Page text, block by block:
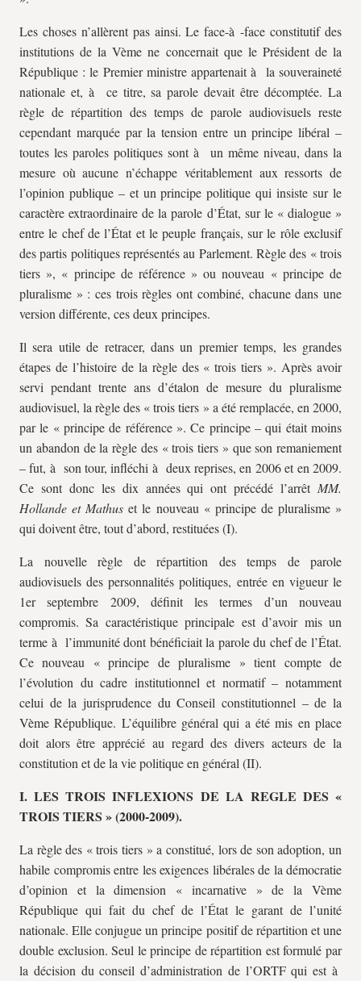
Les choses n’allèrent pas ainsi. Le face-à -face constitutif des
institutions de la Vème ne concernait que le Président de la
République : le Premier ministre appartenait à la souveraineté
nationale et, à ce titre, sa parole devait être décomptée. La
règle de répartition des temps de parole audiovisuels reste
cependant marquée par la tension entre un principe libéral –
toutes les paroles politiques sont à un même niveau, dans la
mesure où aucune n’échappe véritablement aux ressorts de
l’opinion publique – et un principe politique qui insiste sur le
caractère extraordinaire de la parole d’État, sur le « dialogue »
entre le chef de l’État et le peuple français, sur le rôle exclusif
des partis politiques représentés au Parlement. Règle des « trois
tiers », « principe de référence » ou nouveau « principe de
pluralisme » : ces trois règles ont combiné, chacune dans une
version différente, ces deux principes.
Il sera utile de retracer, dans un premier temps, les grandes
étapes de l’histoire de la règle des « trois tiers ». Après avoir
servi pendant trente ans d’étalon de mesure du pluralisme
audiovisuel, la règle des « trois tiers » a été remplacée, en 2000,
par le « principe de référence ». Ce principe – qui était moins
un abandon de la règle des « trois tiers » que son remaniement
– fut, à son tour, infléchi à deux reprises, en 2006 et en 2009.
Ce sont donc les dix années qui ont précédé l’arrêt MM.
Hollande et Mathus et le nouveau « principe de pluralisme »
qui doivent être, tout d’abord, restituées (I).
La nouvelle règle de répartition des temps de parole
audiovisuels des personnalités politiques, entrée en vigueur le
1er septembre 2009, définit les termes d’un nouveau
compromis. Sa caractéristique principale est d’avoir mis un
terme à l’immunité dont bénéficiait la parole du chef de l’État.
Ce nouveau « principe de pluralisme » tient compte de
l’évolution du cadre institutionnel et normatif – notamment
celui de la jurisprudence du Conseil constitutionnel – de la
Vème République. L’équilibre général qui a été mis en place
doit alors être apprécié au regard des divers acteurs de la
constitution et de la vie politique en général (II).
I. LES TROIS INFLEXIONS DE LA REGLE DES «
TROIS TIERS » (2000-2009).
La règle des « trois tiers » a constitué, lors de son adoption, un
habile compromis entre les exigences libérales de la démocratie
d’opinion et la dimension « incarnative » de la Vème
République qui fait du chef de l’État le garant de l’unité
nationale. Elle conjugue un principe positif de répartition et une
double exclusion. Seul le principe de répartition est formulé par
la décision du conseil d’administration de l’ORTF qui est à